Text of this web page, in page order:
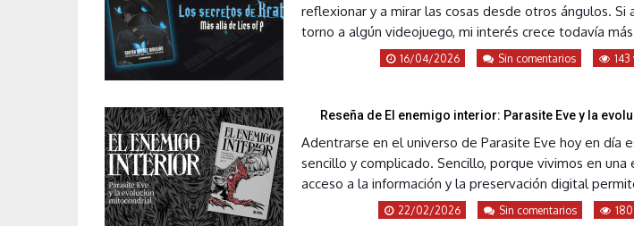
reflexionar y a mirar las cosas desde otros ángulos. Si
torno a algún videojuego, mi interés crece todavía
16/04/2026 Sin comentarios
Reseña de El enemigo interior: Parasite Eve y la
Adentrarse en el universo de Parasite Eve hoy en día
sencillo y complicado. Sencillo, porque vivimos en
acceso a la información y la preservación digital
22/02/2026 Sin comentarios